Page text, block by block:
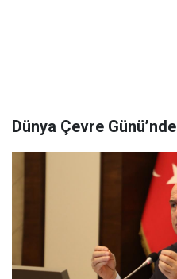
Dünya Çevre